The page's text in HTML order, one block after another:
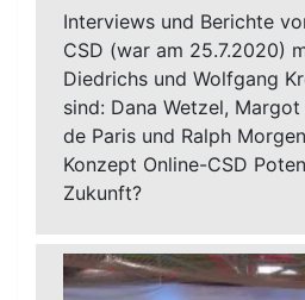
Interviews und Berichte
CSD (war am 25.7.2020)
Diedrichs und Wolfgang
sind: Dana Wetzel,
de Paris und Ralph
Konzept Online-CSD
Zukunft?